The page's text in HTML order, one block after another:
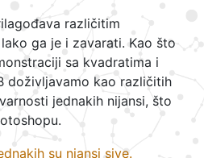
različitim
ga je i zavarati. Kao što
sa kvadratima i
doživljavamo kao različitih
jednakih nijansi, što